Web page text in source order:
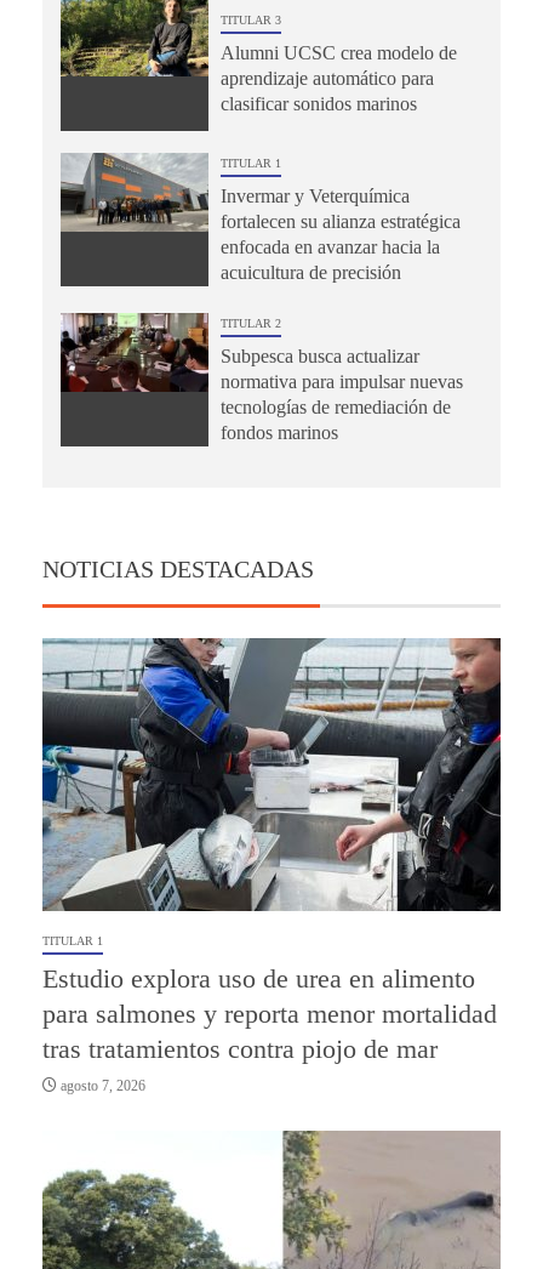
TITULAR 3
Alumni UCSC crea modelo de
aprendizaje automático para
clasificar sonidos marinos
TITULAR 1
Invermar y Veterquímica
fortalecen su alianza estratégica
enfocada en avanzar hacia la
acuicultura de precisión
TITULAR 2
Subpesca busca actualizar
normativa para impulsar nuevas
tecnologías de remediación de
fondos marinos
NOTICIAS DESTACADAS
TITULAR 1
Estudio explora uso de urea en alimento
para salmones y reporta menor mortalidad
tras tratamientos contra piojo de mar
agosto 7, 2026